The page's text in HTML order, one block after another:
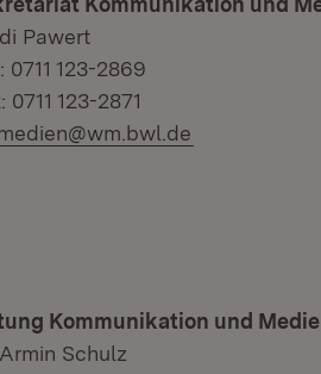
Pawert
0711 123-2869
0711 123-2871
Mail:
Kommunikation und
Schulz